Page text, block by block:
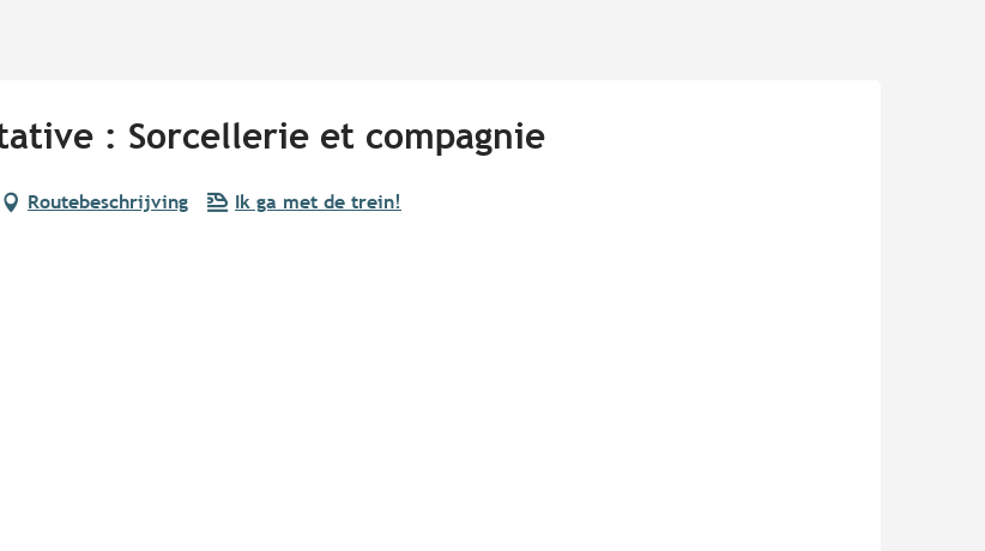
: Sorcellerie et compagnie
Routebeschrijving Ik ga met de trein!